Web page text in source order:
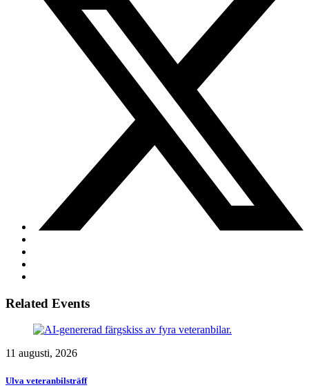
Related Events
11 augusti, 2026
Ulva veteranbilsträff